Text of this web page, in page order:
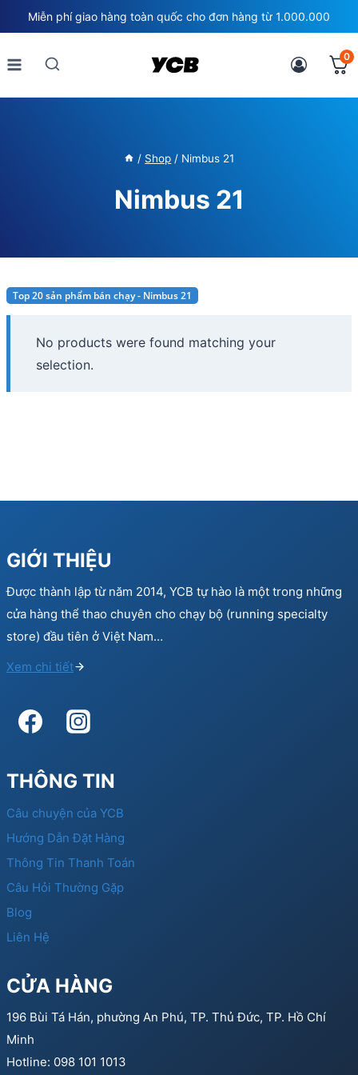
to
content
Miễn phí giao hàng toàn quốc cho đơn hàng từ 1.000.000
0
/ Shop / Nimbus 21
Nimbus 21
Top 20 sản phẩm bán chạy - Nimbus 21
No products were found matching your
selection.
GIỚI THIỆU
Được thành lập từ năm 2014, YCB tự hào là một trong những
cửa hàng thể thao chuyên cho chạy bộ (running specialty
store) đầu tiên ở Việt Nam…
Xem chi tiết
THÔNG TIN
Câu chuyện của YCB
Hướng Dẫn Đặt Hàng
Thông Tin Thanh Toán
Câu Hỏi Thường Gặp
Blog
Liên Hệ
CỬA HÀNG
196 Bùi Tá Hán, phường An Phú, TP. Thủ Đức, TP. Hồ Chí
Minh
Hotline: 098 101 1013